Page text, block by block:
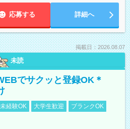
応募する 詳細へ
掲載日：2026.08.07
未読
でサクッと登録OK＊
経験OK 大学生歓迎
ブランクOK